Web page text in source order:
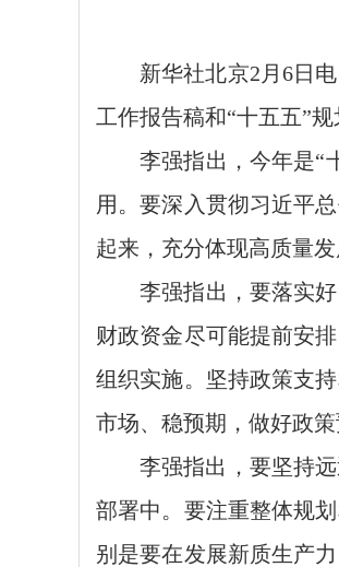
新华社北京2月6日
工作报告稿和“十五五”规
李强指出，今年是“
用。要深入贯彻习近平
起来，充分体现高质量
李强指出，要落实
财政资金尽可能提前安
组织实施。坚持政策支
市场、稳预期，做好政
李强指出，要坚持
部署中。要注重整体规
别是要在发展新质生产